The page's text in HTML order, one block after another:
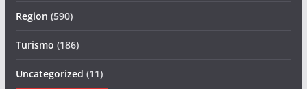
Region (590)
Turismo (186)
Uncategorized (11)